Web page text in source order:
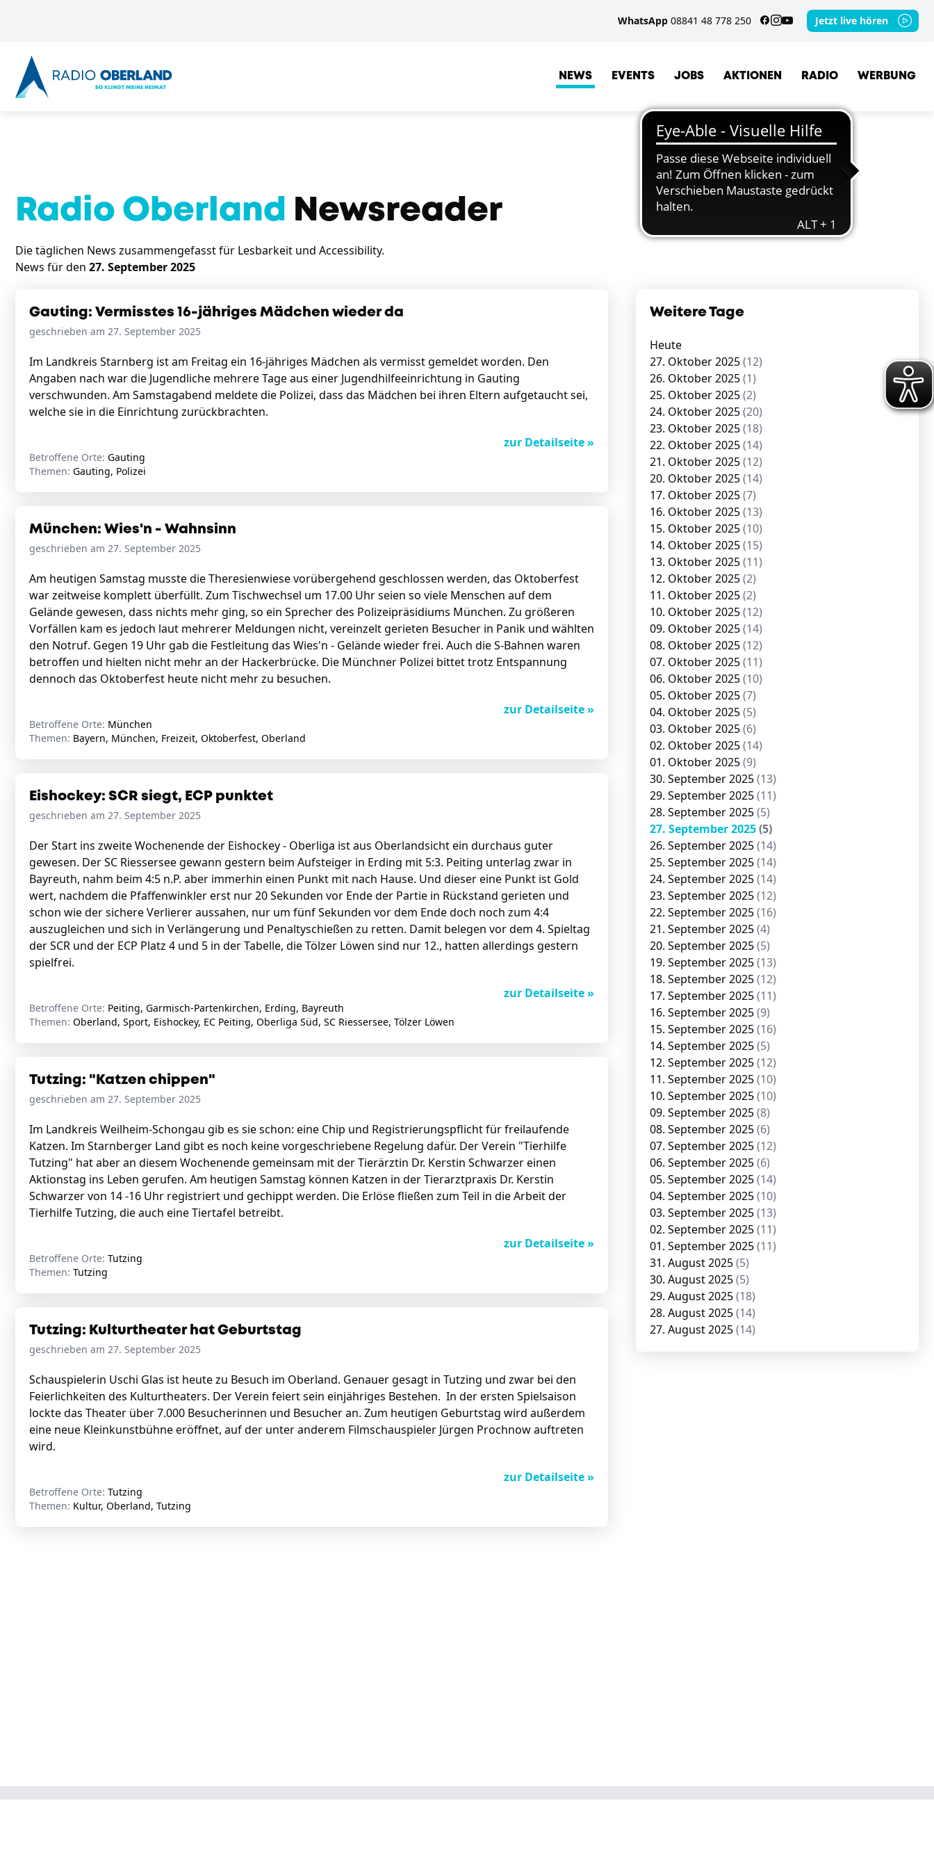
WhatsApp 08841 48 778 250 Jetzt live hören
NEWS EVENTS JOBS AKTIONEN RADIO WERBUNG
Radio Oberland Newsreader
Die täglichen News zusammengefasst für Lesbarkeit und Accessibility.
News für den 27. September 2025
Gauting: Vermisstes 16-jähriges Mädchen wieder da
geschrieben am 27. September 2025
Im Landkreis Starnberg ist am Freitag ein 16-jähriges Mädchen als vermisst gemeldet worden. Den
Angaben nach war die Jugendliche mehrere Tage aus einer Jugendhilfeeinrichtung in Gauting
verschwunden. Am Samstagabend meldete die Polizei, dass das Mädchen bei ihren Eltern aufgetaucht sei,
welche sie in die Einrichtung zurückbrachten.
zur Detailseite »
Betroffene Orte: Gauting
Themen: Gauting, Polizei
München: Wies'n - Wahnsinn
geschrieben am 27. September 2025
Am heutigen Samstag musste die Theresienwiese vorübergehend geschlossen werden, das Oktoberfest
war zeitweise komplett überfüllt. Zum Tischwechsel um 17.00 Uhr seien so viele Menschen auf dem
Gelände gewesen, dass nichts mehr ging, so ein Sprecher des Polizeipräsidiums München. Zu größeren
Vorfällen kam es jedoch laut mehrerer Meldungen nicht, vereinzelt gerieten Besucher in Panik und wählten
den Notruf. Gegen 19 Uhr gab die Festleitung das Wies'n - Gelände wieder frei. Auch die S-Bahnen waren
betroffen und hielten nicht mehr an der Hackerbrücke. Die Münchner Polizei bittet trotz Entspannung
dennoch das Oktoberfest heute nicht mehr zu besuchen.
zur Detailseite »
Betroffene Orte: München
Themen: Bayern, München, Freizeit, Oktoberfest, Oberland
Eishockey: SCR siegt, ECP punktet
geschrieben am 27. September 2025
Der Start ins zweite Wochenende der Eishockey - Oberliga ist aus Oberlandsicht ein durchaus guter
gewesen. Der SC Riessersee gewann gestern beim Aufsteiger in Erding mit 5:3. Peiting unterlag zwar in
Bayreuth, nahm beim 4:5 n.P. aber immerhin einen Punkt mit nach Hause. Und dieser eine Punkt ist Gold
wert, nachdem die Pfaffenwinkler erst nur 20 Sekunden vor Ende der Partie in Rückstand gerieten und
schon wie der sichere Verlierer aussahen, nur um fünf Sekunden vor dem Ende doch noch zum 4:4
auszugleichen und sich in Verlängerung und Penaltyschießen zu retten. Damit belegen vor dem 4. Spieltag
der SCR und der ECP Platz 4 und 5 in der Tabelle, die Tölzer Löwen sind nur 12., hatten allerdings gestern
spielfrei.
zur Detailseite »
Betroffene Orte: Peiting, Garmisch-Partenkirchen, Erding, Bayreuth
Themen: Oberland, Sport, Eishockey, EC Peiting, Oberliga Süd, SC Riessersee, Tölzer Löwen
Tutzing: "Katzen chippen"
geschrieben am 27. September 2025
Im Landkreis Weilheim-Schongau gib es sie schon: eine Chip und Registrierungspflicht für freilaufende
Katzen. Im Starnberger Land gibt es noch keine vorgeschriebene Regelung dafür. Der Verein "Tierhilfe
Tutzing" hat aber an diesem Wochenende gemeinsam mit der Tierärztin Dr. Kerstin Schwarzer einen
Aktionstag ins Leben gerufen. Am heutigen Samstag können Katzen in der Tierarztpraxis Dr. Kerstin
Schwarzer von 14 -16 Uhr registriert und gechippt werden. Die Erlöse fließen zum Teil in die Arbeit der
Tierhilfe Tutzing, die auch eine Tiertafel betreibt.
zur Detailseite »
Betroffene Orte: Tutzing
Themen: Tutzing
Tutzing: Kulturtheater hat Geburtstag
geschrieben am 27. September 2025
Schauspielerin Uschi Glas ist heute zu Besuch im Oberland. Genauer gesagt in Tutzing und zwar bei den
Feierlichkeiten des Kulturtheaters. Der Verein feiert sein einjähriges Bestehen. In der ersten Spielsaison
lockte das Theater über 7.000 Besucherinnen und Besucher an. Zum heutigen Geburtstag wird außerdem
eine neue Kleinkunstbühne eröffnet, auf der unter anderem Filmschauspieler Jürgen Prochnow auftreten
wird.
zur Detailseite »
Betroffene Orte: Tutzing
Themen: Kultur, Oberland, Tutzing
Weitere Tage
Heute
27. Oktober 2025(12)
26. Oktober 2025(1)
25. Oktober 2025(2)
24. Oktober 2025(20)
23. Oktober 2025(18)
22. Oktober 2025(14)
21. Oktober 2025(12)
20. Oktober 2025(14)
17. Oktober 2025(7)
16. Oktober 2025(13)
15. Oktober 2025(10)
14. Oktober 2025(15)
13. Oktober 2025(11)
12. Oktober 2025(2)
11. Oktober 2025(2)
10. Oktober 2025(12)
09. Oktober 2025(14)
08. Oktober 2025(12)
07. Oktober 2025(11)
06. Oktober 2025(10)
05. Oktober 2025(7)
04. Oktober 2025(5)
03. Oktober 2025(6)
02. Oktober 2025(14)
01. Oktober 2025(9)
30. September 2025(13)
29. September 2025(11)
28. September 2025(5)
27. September 2025(5)
26. September 2025(14)
25. September 2025(14)
24. September 2025(14)
23. September 2025(12)
22. September 2025(16)
21. September 2025(4)
20. September 2025(5)
19. September 2025(13)
18. September 2025(12)
17. September 2025(11)
16. September 2025(9)
15. September 2025(16)
14. September 2025(5)
12. September 2025(12)
11. September 2025(10)
10. September 2025(10)
09. September 2025(8)
08. September 2025(6)
07. September 2025(12)
06. September 2025(6)
05. September 2025(14)
04. September 2025(10)
03. September 2025(13)
02. September 2025(11)
01. September 2025(11)
31. August 2025(5)
30. August 2025(5)
29. August 2025(18)
28. August 2025(14)
27. August 2025(14)